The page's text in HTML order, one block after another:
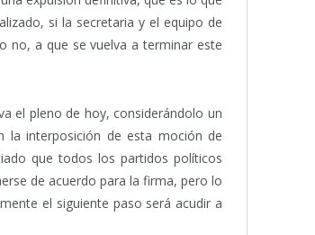
si la secretaria y el equipo de
no, a que se vuelva a terminar este
el pleno de hoy, considerándolo un
la interposición de esta moción de
que todos los partidos políticos
de acuerdo para la firma, pero lo
el siguiente paso será acudir a